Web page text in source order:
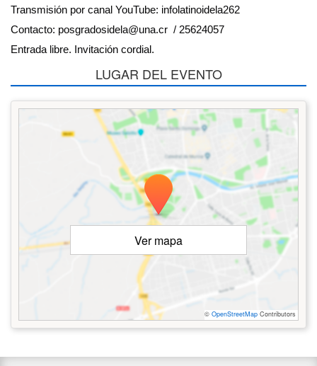
Transmisión por canal YouTube: infolatinoidela262
Contacto: posgradosidela@una.cr / 25624057
Entrada libre. Invitación cordial.
LUGAR DEL EVENTO
Ver mapa
© OpenStreetMap Contributors